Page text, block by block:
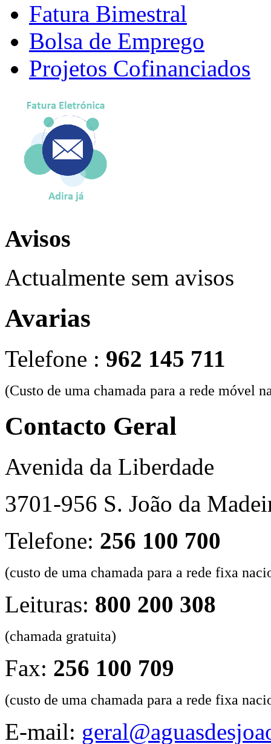
Fatura Bimestral
Bolsa de Emprego
Projetos Cofinanciados
Avisos
Actualmente sem avisos
Avarias
Telefone : 962 145 711
(Custo de uma chamada para a rede móvel
Contacto Geral
Avenida da Liberdade
3701-956 S. João da
Telefone: 256 100 700
(custo de uma chamada para a rede fixa
Leituras: 800 200 308
(chamada gratuita)
Fax: 256 100 709
(custo de uma chamada para a rede fixa
E-mail: